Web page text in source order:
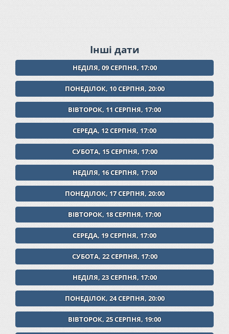
Інші дати
НЕДІЛЯ, 09 СЕРПНЯ, 17:00
ПОНЕДІЛОК, 10 СЕРПНЯ, 20:00
ВІВТОРОК, 11 СЕРПНЯ, 17:00
СЕРЕДА, 12 СЕРПНЯ, 17:00
СУБОТА, 15 СЕРПНЯ, 17:00
НЕДІЛЯ, 16 СЕРПНЯ, 17:00
ПОНЕДІЛОК, 17 СЕРПНЯ, 20:00
ВІВТОРОК, 18 СЕРПНЯ, 17:00
СЕРЕДА, 19 СЕРПНЯ, 17:00
СУБОТА, 22 СЕРПНЯ, 17:00
НЕДІЛЯ, 23 СЕРПНЯ, 17:00
ПОНЕДІЛОК, 24 СЕРПНЯ, 20:00
ВІВТОРОК, 25 СЕРПНЯ, 19:00